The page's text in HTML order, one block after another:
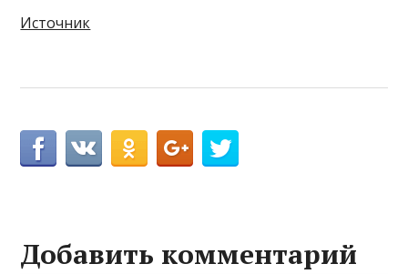
Источник
Добавить комментарий